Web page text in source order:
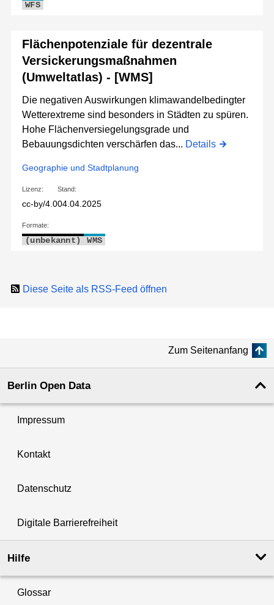
WFS
Flächenpotenziale für dezentrale
Versickerungsmaßnahmen
(Umweltatlas) - [WMS]
Die negativen Auswirkungen klimawandelbedingter
Wetterextreme sind besonders in Städten zu spüren.
Hohe Flächenversiegelungsgrade und
Bebauungsdichten verschärfen das... Details
Geographie und Stadtplanung
Lizenz:
cc-by/4.0
Stand:
04.04.2025
Formate:
(unbekannt) WMS
Diese Seite als RSS-Feed öffnen
Zum Seitenanfang
Berlin Open Data
Impressum
Kontakt
Datenschutz
Digitale Barrierefreiheit
Hilfe
Glossar